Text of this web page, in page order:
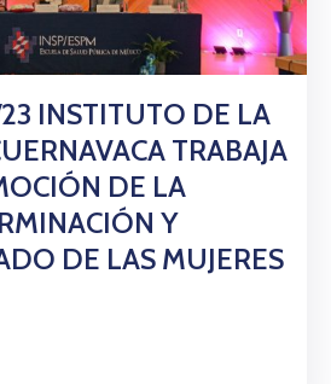
INSTITUTO DE LA
TRABAJA
DE LA
Y
DE LAS MUJERES